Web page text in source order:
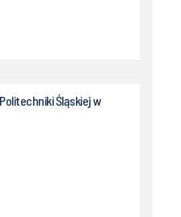
Śląskiej w